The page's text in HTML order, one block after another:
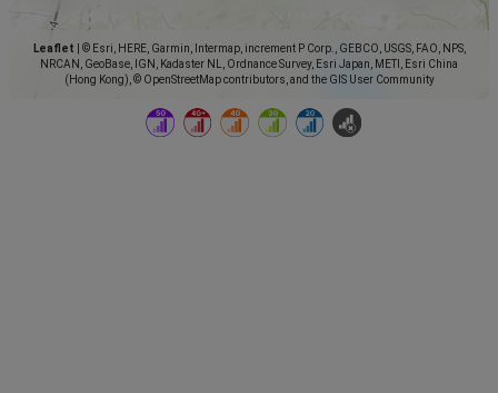
Leaflet
© Esri, HERE, Garmin, Intermap, increment P Corp., GEBCO, USGS, FAO, NPS,
NRCAN, GeoBase, IGN, Kadaster NL, Ordnance Survey, Esri Japan, METI, Esri China
(Hong Kong), © OpenStreetMap contributors, and the GIS User Community